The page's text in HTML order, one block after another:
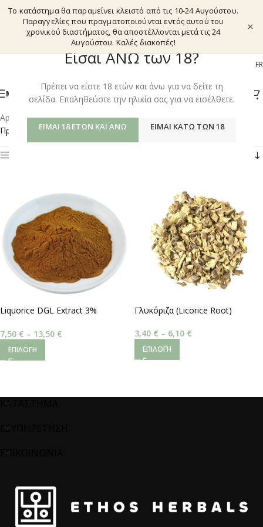
Είσαι ΑΝΩ των 18?
Πρέπει να είστε 18 ετών και άνω για να δείτε τη
σελίδα. Επαληθεύστε την ηλικία σας για να εισέλθετε.
ΕΊΜΑΙ 18 ΕΤΏΝ ΚΑΙ ΆΝΩ ΕΊΜΑΙ ΚΆΤΩ ΤΩΝ 18
Το κατάστημα θα παραμείνει κλειστό από τις 10-24 Αυγούστου.
Παραγγελίες που πραγματοποιούνται εντός αυτού του
χρονικού διαστήματος, θα αποστέλλονται μετά τις 24
Αυγούστου. Καλές διακοπές!
×
EL FR
ΜΕΝΟΎ
Αρχική σελίδα/Shop/Προϊόντα με ετικέτα “ΓΛΥΚΟΡΙΖΑ”
Προβάλλονται όλα - 2 αποτελέσματα
Liquorice DGL Extract 3%
7,50 € – 13,50 €
ΕΠΙΛΟΓΉ
Γλυκόριζα (Licorice Root)
3,40 € – 6,10 €
ΕΠΙΛΟΓΉ
ΚΑΤΑΣΤΗΜΑ
ΕΞΥΠΗΡΕΤΗΣΗ
ΕΠΙΚΟΙΝΩΝΙΑ